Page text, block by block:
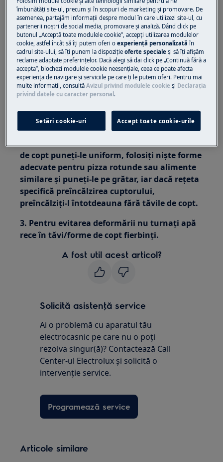
ridicate/scăzute sau încălzirii neuniforme.
Se aplică la:
Cuptoare integrate
Aragazuri independente
Rezolvare:
1. În cazuri rare este posibil ca tăvile şi
formele de copt să se deformeze la încălzire
şi, după răcire, să revină la forma iniţială.
2. Pentru evitarea deformării tăvilor/formelor
de copt puneţi-le uniform, folosiţi nişte forme
adecvate pentru pizza rotunde sau alimente
similare şi puneţi-le pe grătar, iar dacă reţeta
specifică preîncălzirea cuptorului,
preîncălziţi-l întotdeauna fără tăvile de copt.
3. Pentru evitarea deformării nu turnaţi apă
rece în tăvi/forme de copt fierbinţi.
A fost util acest articol?
Solicită asistenţă service
Ai o problemă cu aparatul tău
electrocasnic pe care nu o poţi
rezolva singur(ă)? Contactează Call
Center-ul Electrolux și solicită o
intervenţie service.
Programează service
Articole similare
îmbunătăţi site-ul, precum și în scopuri de marketing și promovare. De
asemenea, partajăm informaţii despre modul în care utilizezi site-ul, cu
partenerii noștri de social media, promovare și analiză. Dând click pe
butonul „Acceptă toate modulele cookie”, accepţi utilizarea modulelor
cookie, astfel încât să îţi putem oferi oexperienţă personalizată în
cadrul site-ului, să îţi punem la dispoziţieoferte speciale și să îţi afișăm
reclame adaptate preferinţelor. Dacă alegi să dai click pe „Continuă fără a
accepta”, blochezi modulele cookie neesenţiale, ceea ce poate afecta
experienţa de navigare și serviciile pe care ţi le putem oferi. Pentru mai
multe informaţii, consultăAvizul privind modulele cookie și Declaraţia
privind datele cu caracter personal .
Setări cookie-uri Accept toate cookie-urile